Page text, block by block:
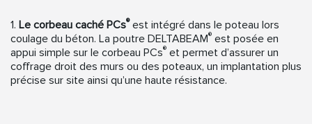
1. Le corbeau caché PCs®est intégré dans le poteau lors
coulage du béton. La poutre DELTABEAM® est posée en
appui simple sur le corbeau PCs® et permet d’assurer un
coffrage droit des murs ou des poteaux, un implantation plus
précise sur site ainsi qu’une haute résistance.